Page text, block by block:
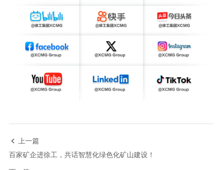

上一篇
百家矿企进徐工，共话智慧化绿色化矿山建设！